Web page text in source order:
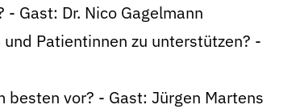
Gast: Dr. Nico Gagelmann
Patientinnen zu unterstützen? -
vor? - Gast: Jürgen Martens